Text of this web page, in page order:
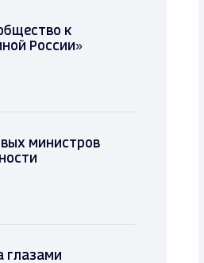
к
России»
министров
глазами